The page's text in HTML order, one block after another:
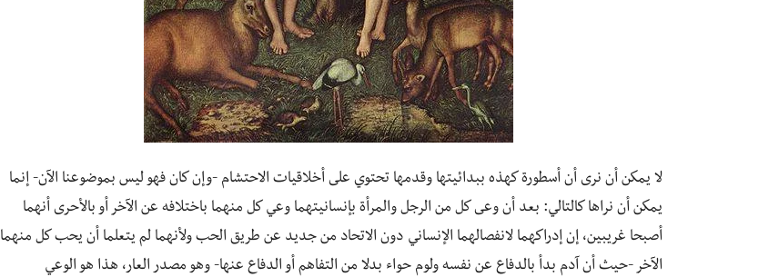
لا يمكن أن نرى أن أسطورة كهذه ببدائيتها وقدمها تحتوي على أخلاقيات الاحتشام -وإن كان فهو ليس بموضوعنا الآن- إنما
يمكن أن نراها كالتالي: بعد أن وعى كل من الرجل والمرأة بإنسانيتهما وعي كل منهما باختلافه عن الآخر أو بالأحرى أنهما
أصبحا غريبين، إن إدراكهما لانفصالهما الإنساني دون الاتحاد من جديد عن طريق الحب ولأنهما لم يتعلما أن يحب كل منهما
الآخر -حيث أن آدم بدأ بالدفاع عن نفسه ولوم حواء بدلا من التفاهم أو الدفاع عنها- وهو مصدر العار، هذا هو الوعي